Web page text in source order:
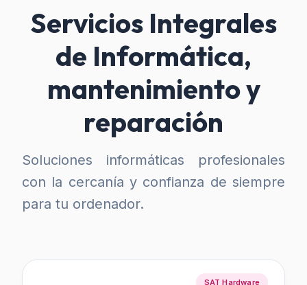
Servicios Integrales
de Informática,
mantenimiento y
reparación
Soluciones informáticas profesionales
con la cercanía y confianza de siempre
para tu ordenador.
SAT Hardware